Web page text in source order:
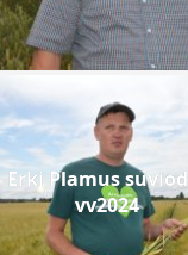
Erki Plamus
vv2024